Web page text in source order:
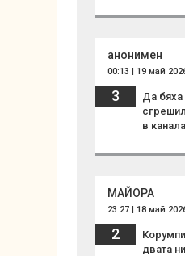
анонимен
00:13 | 19 май
3
Да бяха
в
MAЙОРА
23:27 | 18 май
2
двата